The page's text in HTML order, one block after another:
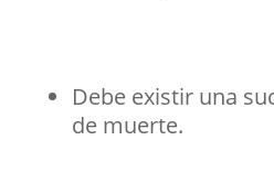
Debe existir una
de muerte.